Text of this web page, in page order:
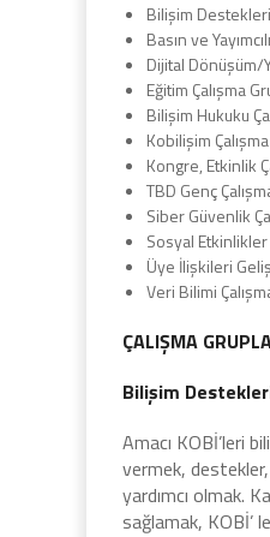
Bilişim
Basın ve
Dijital Dönüşüm/
Eğitim Çalışma
Bilişim Hukuku
Kobilişim
Kongre, Etkinlik
TBD Genç
Siber Güvenlik
Sosyal Etkinlikler
Üye İlişkileri
Veri Bilimi
ÇALIŞMA
Bilişim
Amacı KOBİ’leri
vermek,
yardımcı olmak.
sağlamak, KOBİ’